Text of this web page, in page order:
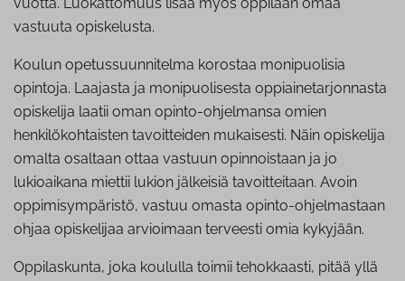
vastuuta opiskelusta.
Koulun opetussuunnitelma korostaa monipuolisia
opintoja. Laajasta ja monipuolisesta oppiainetarjonnasta
opiskelija laatii oman opinto-ohjelmansa omien
henkilökohtaisten tavoitteiden mukaisesti. Näin opiskelija
omalta osaltaan ottaa vastuun opinnoistaan ja jo
lukioaikana miettii lukion jälkeisiä tavoitteitaan. Avoin
oppimisympäristö, vastuu omasta opinto-ohjelmastaan
ohjaa opiskelijaa arvioimaan terveesti omia kykyjään.
Oppilaskunta, joka koululla toimii tehokkaasti, pitää yllä